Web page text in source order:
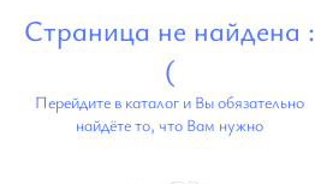
Страница не найдена :
(
Перейдите в каталог и Вы обязательно
найдёте то, что Вам нужно